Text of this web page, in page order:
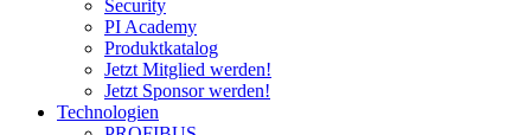
Security
PI Academy
Produktkatalog
Jetzt Mitglied werden!
Jetzt Sponsor werden!
Technologien